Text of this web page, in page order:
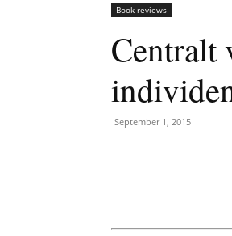
Book reviews
Centralt
September 1, 2015